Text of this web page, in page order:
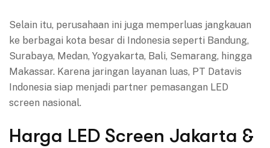
Selain itu, perusahaan ini juga memperluas jangkauan
ke berbagai kota besar di Indonesia seperti Bandung,
Surabaya, Medan, Yogyakarta, Bali, Semarang, hingga
Makassar. Karena jaringan layanan luas, PT Datavis
Indonesia siap menjadi partner pemasangan LED
screen nasional.
Harga LED Screen Jakarta &